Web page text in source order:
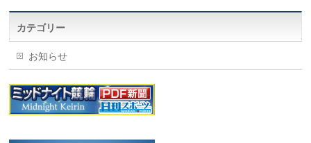
カテゴリー
お知らせ